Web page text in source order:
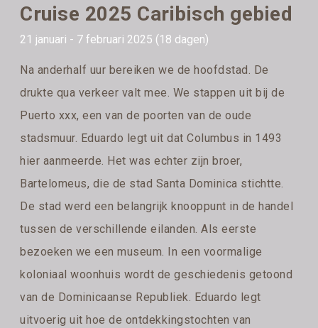
Cruise 2025 Caribisch gebied
21 januari - 7 februari 2025 (18 dagen)
Na anderhalf uur bereiken we de hoofdstad. De
drukte qua verkeer valt mee. We stappen uit bij de
Puerto xxx, een van de poorten van de oude
stadsmuur. Eduardo legt uit dat Columbus in 1493
hier aanmeerde. Het was echter zijn broer,
Bartelomeus, die de stad Santa Dominica stichtte.
De stad werd een belangrijk knooppunt in de handel
tussen de verschillende eilanden. Als eerste
bezoeken we een museum. In een voormalige
koloniaal woonhuis wordt de geschiedenis getoond
van de Dominicaanse Republiek. Eduardo legt
uitvoerig uit hoe de ontdekkingstochten van